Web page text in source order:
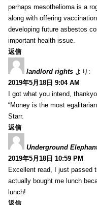
perhaps mesothelioma is a
along with offering
developing future asbestos
important health issue.
返信
landlord rights より:
2019年5月18日 9:04 AM
I got what you intend,
“Money is the most
Starr.
返信
Underground
2019年5月18日 10:59 PM
Excellent read, I just passed
actually bought me lunch
lunch!
返信